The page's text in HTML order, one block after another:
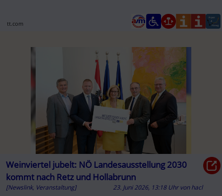
tt.com
Weinviertel jubelt: NÖ Landesausstellung 2030
kommt nach Retz und Hollabrunn
[Newslink, Veranstaltung] 23. Juni 2026, 13:18 Uhr vonhacl